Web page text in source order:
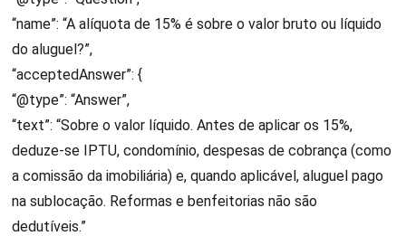
“name”: “A alíquota de 15% é sobre o valor bruto ou líquido
do aluguel?”,
“acceptedAnswer”: {
“@type”: “Answer”,
“text”: “Sobre o valor líquido. Antes de aplicar os 15%,
deduze-se IPTU, condomínio, despesas de cobrança (como
a comissão da imobiliária) e, quando aplicável, aluguel pago
na sublocação. Reformas e benfeitorias não são
dedutíveis.”